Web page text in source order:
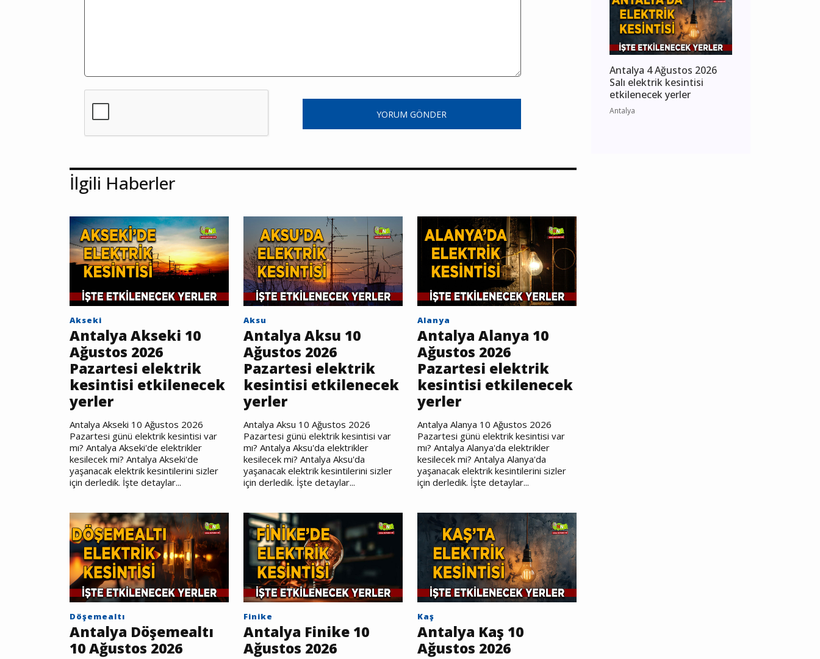
YORUM GÖNDER
İlgili Haberler
Akseki
Antalya Akseki 10
Ağustos 2026
Pazartesi elektrik
kesintisi etkilenecek
yerler
Antalya Akseki 10 Ağustos 2026
Pazartesi günü elektrik kesintisi var
mı? Antalya Akseki'de elektrikler
kesilecek mi? Antalya Akseki'de
yaşanacak elektrik kesintilerini sizler
için derledik. İşte detaylar...
Aksu
Antalya Aksu 10
Ağustos 2026
Pazartesi elektrik
kesintisi etkilenecek
yerler
Antalya Aksu 10 Ağustos 2026
Pazartesi günü elektrik kesintisi var
mı? Antalya Aksu'da elektrikler
kesilecek mi? Antalya Aksu'da
yaşanacak elektrik kesintilerini sizler
için derledik. İşte detaylar...
Alanya
Antalya Alanya 10
Ağustos 2026
Pazartesi elektrik
kesintisi etkilenecek
yerler
Antalya Alanya 10 Ağustos 2026
Pazartesi günü elektrik kesintisi var
mı? Antalya Alanya'da elektrikler
kesilecek mi? Antalya Alanya'da
yaşanacak elektrik kesintilerini sizler
için derledik. İşte detaylar...
Döşemealtı
Antalya Döşemealtı
10 Ağustos 2026
Finike
Antalya Finike 10
Ağustos 2026
Kaş
Antalya Kaş 10
Ağustos 2026
Antalya 4 Ağustos 2026
Salı elektrik kesintisi
etkilenecek yerler
Antalya